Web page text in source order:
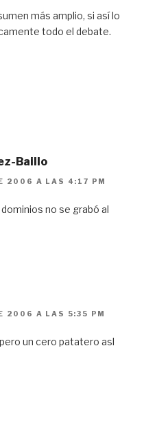
más amplio, si así lo
todo el debate.
Baillo
2006 A LAS 4:17 PM
no se grabó al
2006 A LAS 5:35 PM
un cero patatero asl